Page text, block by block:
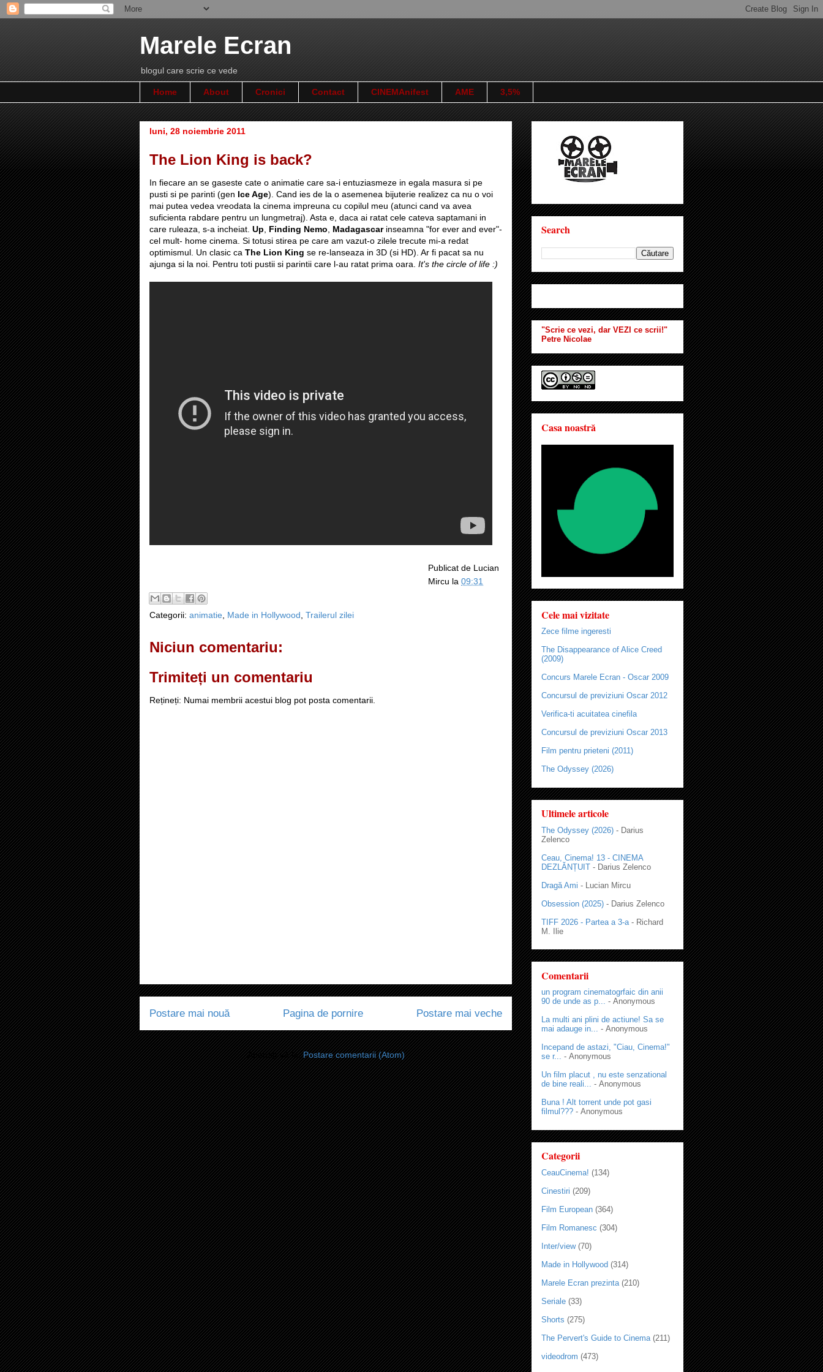
Marele Ecran
blogul care scrie ce vede
Home About Cronici Contact CINEMAnifest AME 3,5%
luni, 28 noiembrie 2011
The Lion King is back?
In fiecare an se gaseste cate o animatie care sa-i entuziasmeze in egala masura si pe
pusti si pe parinti (gen Ice Age). Cand ies de la o asemenea bijuterie realizez ca nu o voi
mai putea vedea vreodata la cinema impreuna cu copilul meu (atunci cand va avea
suficienta rabdare pentru un lungmetraj). Asta e, daca ai ratat cele cateva saptamani in
care ruleaza, s-a incheiat. Up Finding Nemo Madagascarinseamna "for ever and ever"-
cel mult- home cinema. Si totusi stirea pe care am vazut-o zilele trecute mi-a redat
optimismul. Un clasic ca The Lion King se re-lanseaza in 3D (si HD). Ar fi pacat sa nu
ajunga si la noi. Pentru toti pustii si parintii care l-au ratat prima oara. It's the circle of life :)
Publicat de Lucian
Mircu la 09:31
Categorii: animatie Made in Hollywood Trailerul zilei
Niciun comentariu:
Trimiteți un comentariu
Rețineți: Numai membrii acestui blog pot posta comentarii.
Postare mai nouă Postare mai veche
Pagina de pornire
Abonați-vă la:Postare comentarii (Atom)
Search
"Scrie ce vezi, dar VEZI ce scrii!"
Petre Nicolae
Casa noastră
Cele mai vizitate
Zece filme ingeresti
The Disappearance of Alice Creed
(2009)
Concurs Marele Ecran - Oscar 2009
Concursul de previziuni Oscar 2012
Verifica-ti acuitatea cinefila
Concursul de previziuni Oscar 2013
Film pentru prieteni (2011)
The Odyssey (2026)
Ultimele articole
The Odyssey (2026) - Darius
Zelenco
Ceau, Cinema! 13 - CINEMA
DEZLĂNȚUIT - Darius Zelenco
Dragă Ami - Lucian Mircu
Obsession (2025) - Darius Zelenco
TIFF 2026 - Partea a 3-a - Richard
M. Ilie
Comentarii
un program cinematogrfaic din anii
90 de unde as p... - Anonymous
La multi ani plini de actiune! Sa se
mai adauge in... - Anonymous
Incepand de astazi, "Ciau, Cinema!"
se r... - Anonymous
Un film placut , nu este senzational
de bine reali... - Anonymous
Buna ! Alt torrent unde pot gasi
filmul??? - Anonymous
Categorii
CeauCinema! (134)
Cinestiri (209)
Film European (364)
Film Romanesc (304)
Inter/view (70)
Made in Hollywood (314)
Marele Ecran prezinta (210)
Seriale (33)
Shorts (275)
The Pervert's Guide to Cinema (211)
videodrom (473)